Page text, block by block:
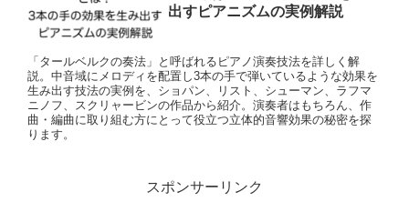
出すピアニズムの実例解説
「タールベルクの奏法」と呼ばれるピアノ演奏技法を詳しく解
説。中音域にメロディを配置し3本の手で弾いているような効果を
生み出す技法の実例を、ショパン、リスト、シューマン、ラフマ
ニノフ、スクリャービンの作品から紹介。演奏者はもちろん、作
曲・編曲に取り組む方にとって役立つ立体的音響効果の秘密を探
ります。
スポンサーリンク